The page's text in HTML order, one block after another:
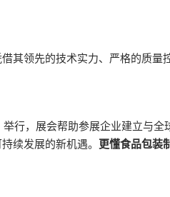
其领先的技术实力、严格的质
举行，展会帮助参展企业建立与
续发展的新机遇。 更懂食品包装